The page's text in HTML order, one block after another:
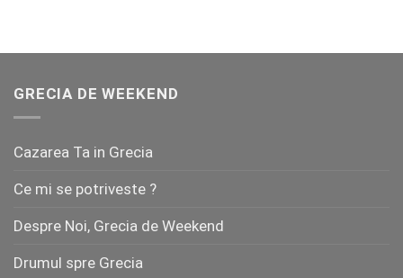
GRECIA DE WEEKEND
Cazarea Ta in Grecia
Ce mi se potriveste ?
Despre Noi, Grecia de Weekend
Drumul spre Grecia